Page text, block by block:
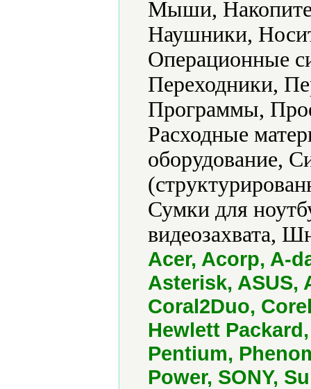
Мыши,
Наушники,
Операционные
Переходники,
Программы,
Расходные
оборудование,
Сумки для
видеозахвата,
Acer, Acorp, A-
Asterisk, ASUS,
Coral2Duo,
Hewlett
Pentium,
Power, SONY,